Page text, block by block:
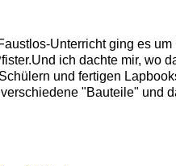
Unterricht ging es
ich dachte mir, wo
und fertigen
"Bauteile" und